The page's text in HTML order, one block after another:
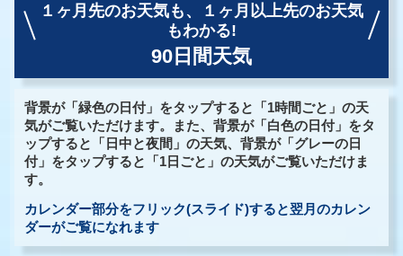
１ヶ月先のお天気も、
１ヶ月以上先のお天気
もわかる!
90日間天気
背景が「緑色の日付」をタップすると「1時間ごと」の天
気がご覧いただけます。また、背景が「白色の日付」をタ
ップすると「日中と夜間」の天気、背景が「グレーの日
付」をタップすると「1日ごと」の天気がご覧いただけま
す。
カレンダー部分をフリック(スライド)すると翌月のカレン
ダーがご覧になれます